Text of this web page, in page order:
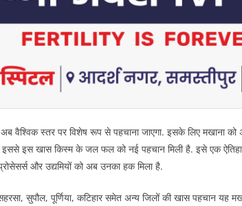
वैश्विक स्तर पर विशेष रूप से पहचाना जाएगा. इसके लिए मखाना को
इससे इस खास किस्म के जल फल को नई पहचान मिली है. इसे एक
और उद्यमियों को अब उनका हक मिला है.
सुपौल, पूर्णिया, कटिहार समेत अन्य जिलों की खास पहचान यह